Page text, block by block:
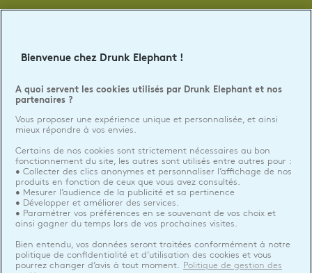
SUIVEZ-NOUS !
FacebookTwitterInstagram
©2026 DRUNK ELEPHANT
EU Personne responsable produits
BIORIUS | WAVRE, BE
Contact
POLITIQUE DE CONFIDENTIALITÉ
CONDITIONS GÉNÉRALES D'UTILISATION
MENTIONS LÉGALES
Bienvenue chez Drunk Elephant !
A quoi servent les cookies utilisés par Drunk Elephant et nos
partenaires ?
Vous proposer une expérience unique et personnalisée, et ainsi
mieux répondre à vos envies.
Certains de nos cookies sont strictement nécessaires au bon
fonctionnement du site, les autres sont utilisés entre autres pour :
• Collecter des clics anonymes et personnaliser l’affichage de nos
produits en fonction de ceux que vous avez consultés.
• Mesurer l’audience de la publicité et sa pertinence
• Développer et améliorer des services.
• Paramétrer vos préférences en se souvenant de vos choix et
ainsi gagner du temps lors de vos prochaines visites.
Bien entendu, vos données seront traitées conformément à notre
politique de confidentialité et d’utilisation des cookies et vous
pourrez changer d’avis à tout moment.
Politique de gestion des